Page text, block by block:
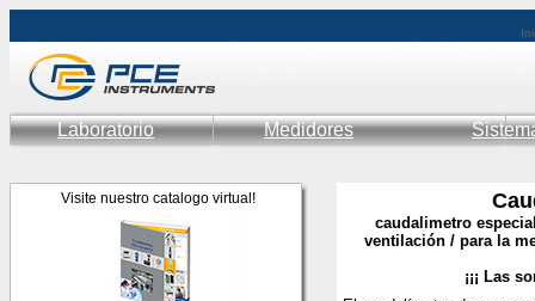
Laboratorio Medidores
Visite nuestro catalogo virtual!
caudalimetro
ventilación / para la
¡¡¡ Las